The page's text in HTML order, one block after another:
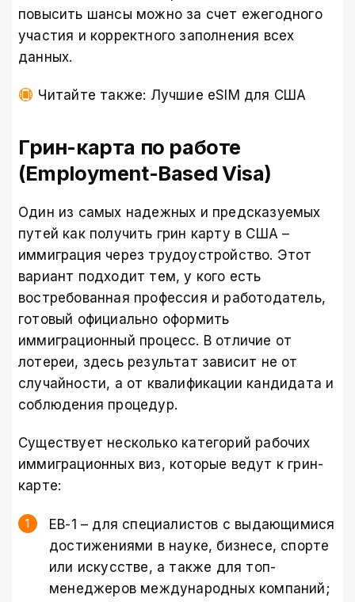
повысить шансы можно за счет ежегодного
участия и корректного заполнения всех
данных.
Читайте также: Лучшие eSIM для США
Грин-карта по работе
(Employment-Based Visa)
Один из самых надежных и предсказуемых
путей как получить грин карту в США –
иммиграция через трудоустройство. Этот
вариант подходит тем, у кого есть
востребованная профессия и работодатель,
готовый официально оформить
иммиграционный процесс. В отличие от
лотереи, здесь результат зависит не от
случайности, а от квалификации кандидата и
соблюдения процедур.
Существует несколько категорий рабочих
иммиграционных виз, которые ведут к грин-
карте:
EB-1 – для специалистов с выдающимися
достижениями в науке, бизнесе, спорте
или искусстве, а также для топ-
менеджеров международных компаний;